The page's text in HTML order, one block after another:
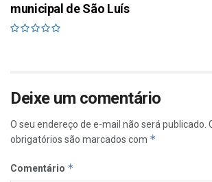
municipal de São Luís
Deixe um comentário
O seu endereço de e-mail não será publicado.
obrigatórios são marcados com *
Comentário *